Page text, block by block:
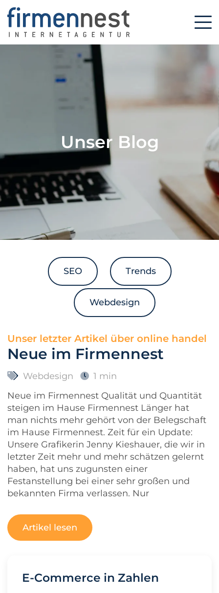
Unser Blog
SEO Trends
Webdesign
Unser letzter Artikel über online handel
Neue im Firmennest
Webdesign
1 min
Neue im Firmennest Qualität und Quantität
steigen im Hause Firmennest Länger hat
man nichts mehr gehört von der Belegschaft
im Hause Firmennest. Zeit für ein Update:
Unsere Grafikerin Jenny Kieshauer, die wir in
letzter Zeit mehr und mehr schätzen gelernt
haben, hat uns zugunsten einer
Festanstellung bei einer sehr großen und
bekannten Firma verlassen. Nur
Artikel lesen
E-Commerce in Zahlen